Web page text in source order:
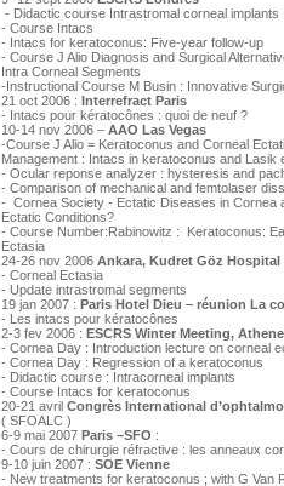
- Didactic course Intrastromal corneal implants
- Course Intacs
- Intacs for keratoconus: Five-year follow-up
- Course J Alio Diagnosis and Surgical
Intra Corneal Segments
-Instructional Course M Busin : Innovative
21 oct 2006 : Interrefract Paris
- Intacs pour kératocônes : quoi de neuf ?
10-14 nov 2006 – AAO Las Vegas
-Course J Alio = Keratoconus and Corneal
Management : Intacs in keratoconus and Lasik
- Ocular reponse analyzer : hysteresis and
- Comparison of mechanical and femtolaser
- Cornea Society - Ectatic Diseases in Cornea
Ectatic Conditions?
- Course Number:Rabinowitz : Keratoconus:
Ectasia
24-26 nov 2006 Ankara, Kudret Göz Hospital
- Corneal Ectasia
- Update intrastromal segments
19 jan 2007 : Paris Hotel Dieu – réunion La
- Les intacs pour kératocônes
2-3 fev 2006 : ESCRS Winter Meeting,
- Cornea Day : Introduction lecture on corneal
- Cornea Day : Regression of a keratoconus
- Didactic course : Intracorneal implants
- Course Intacs for keratoconus
20-21 avril Congrès International
( SFOALC )
6-9 mai 2007 Paris –SFO :
- Cours de chirurgie réfractive : les anneaux
9-10 juin 2007 : SOE Vienne
- New treatments for keratoconus ; with G Van